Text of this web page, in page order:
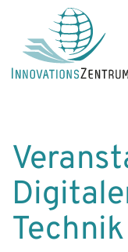
Skip to main
Technik